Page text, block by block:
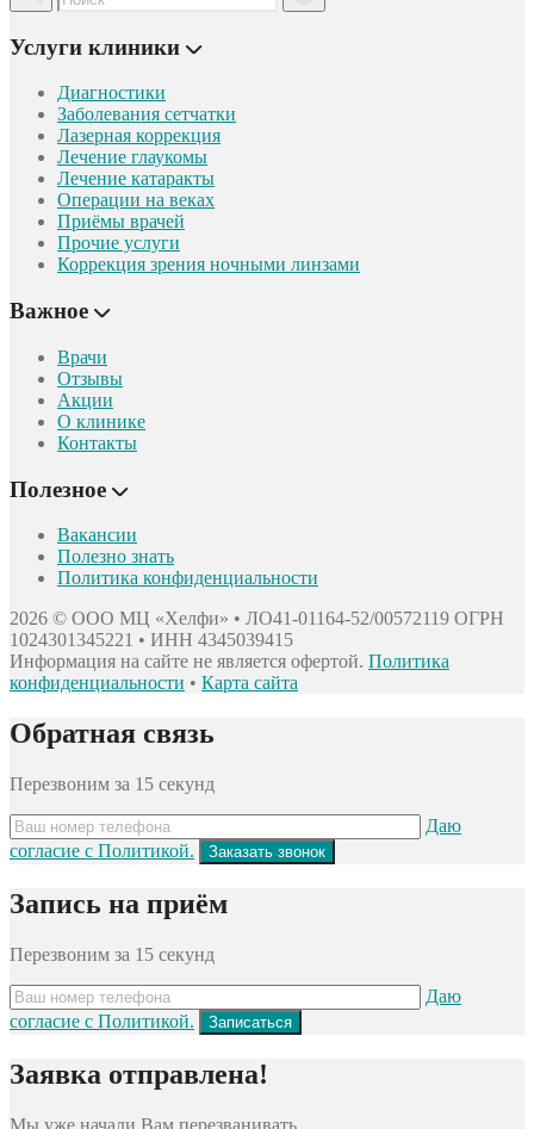
Услуги клиники
Диагностики
Заболевания сетчатки
Лазерная коррекция
Лечение глаукомы
Лечение катаракты
Операции на веках
Приёмы врачей
Прочие услуги
Коррекция зрения ночными линзами
Важное
Врачи
Отзывы
Акции
О клинике
Контакты
Полезное
Вакансии
Полезно знать
Политика конфиденциальности
2026 © ООО МЦ «Хелфи» • ЛО41-01164-52/00572119 ОГРН
1024301345221 • ИНН 4345039415
Информация на сайте не является офертой. Политика
конфиденциальности • Карта сайта
Обратная связь
Перезвоним за 15 секунд
Даю
согласие с Политикой.
Запись на приём
Перезвоним за 15 секунд
Даю
согласие с Политикой.
Заявка отправлена!
Мы уже начали Вам перезванивать